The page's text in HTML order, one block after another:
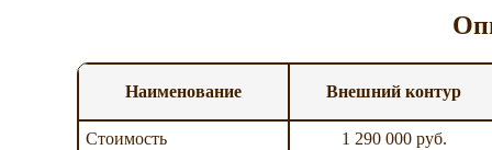
Наименование Внешний контур
Стоимость 1 290 000 руб.